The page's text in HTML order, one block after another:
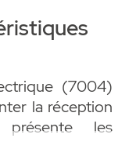
(7004)
la réception
les